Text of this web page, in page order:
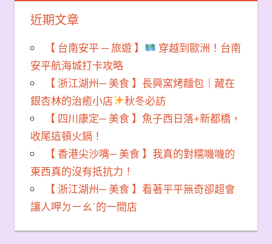
近期文章
【 台南安平 ─ 旅遊 】
穿越到歐洲！台南
安平航海城打卡攻略
【 浙江湖州─ 美食 】長興窯烤麵包｜藏在
銀杏林的治癒小店
秋冬必訪
【 四川康定─ 美食 】魚子西日落+新都橋，
收尾這頓火鍋！
【 香港尖沙嘴─ 美食 】我真的對糯嘰嘰的
東西真的沒有抵抗力！
【 浙江湖州─ 美食 】看著平平無奇卻超會
讓人呷ㄉㄧㄠˊ的一間店